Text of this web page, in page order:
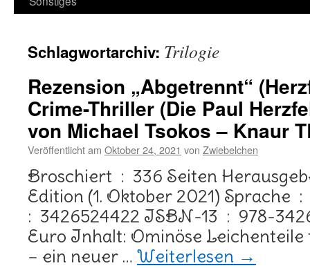
Schlagwortarchiv: Trilogie
Rezension „Abgetrennt“
Crime-Thriller (Die Paul
von Michael Tsokos – Knaur
Veröffentlicht am Oktober 24, 2021 von Zwiebelchen
Broschiert ‏ : ‎ 336 Seiten Herausgeber ‏ : ‎ Knaur TB; 1.
Edition (1. Oktober 2021) Sprache ‏ : ‎ Deutsch ISBN-10 ‏
: ‎ 3426524422 ISBN-13 ‏ : ‎ 978-3426524428 D: 14,99
Euro Inhalt: Ominöse
– ein neuer … Weiterlesen →